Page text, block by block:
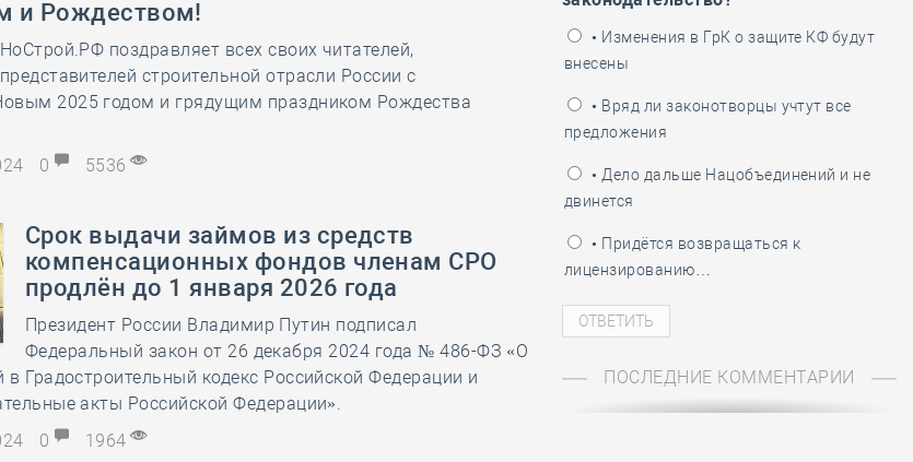
и Рождеством!
поздравляет всех своих читателей,
строительной отрасли России с
2025 годом и грядущим праздником Рождества
0 5536
Срок выдачи займов из средств
компенсационных фондов членам СРО
продлён до 1 января 2026 года
Президент России Владимир Путин подписал
Федеральный закон от 26 декабря 2024 года № 486-ФЗ «О
в Градостроительный кодекс Российской Федерации и
акты Российской Федерации».
0 1964
• Изменения в ГрК о защите КФ будут
внесены
• Вряд ли законотворцы учтут все
предложения
• Дело дальше Нацобъединений и не
двинется
• Придётся возвращаться к
лицензированию…
ПОСЛЕДНИЕ КОММЕНТАРИИ